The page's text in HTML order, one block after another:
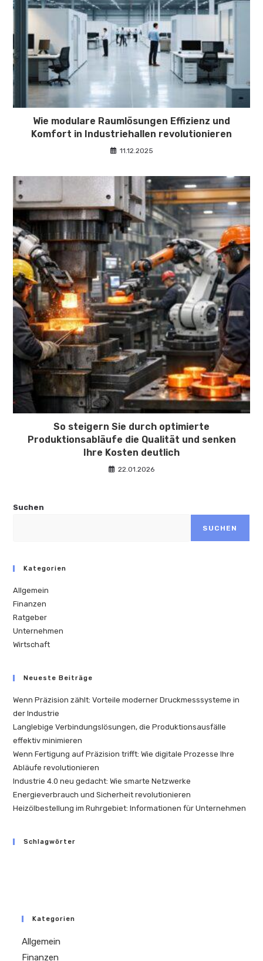
Wie modulare Raumlösungen Effizienz und
Komfort in Industriehallen revolutionieren
11.12.2025
So steigern Sie durch optimierte
Produktionsabläufe die Qualität und senken
Ihre Kosten deutlich
22.01.2026
Suchen
SUCHEN
Kategorien
Allgemein
Finanzen
Ratgeber
Unternehmen
Wirtschaft
Neueste Beiträge
Wenn Präzision zählt: Vorteile moderner Druckmesssysteme in
der Industrie
Langlebige Verbindungslösungen, die Produktionsausfälle
effektiv minimieren
Wenn Fertigung auf Präzision trifft: Wie digitale Prozesse Ihre
Abläufe revolutionieren
Industrie 4.0 neu gedacht: Wie smarte Netzwerke
Energieverbrauch und Sicherheit revolutionieren
Heizölbestellung im Ruhrgebiet: Informationen für Unternehmen
Schlagwörter
Kategorien
Allgemein
Finanzen